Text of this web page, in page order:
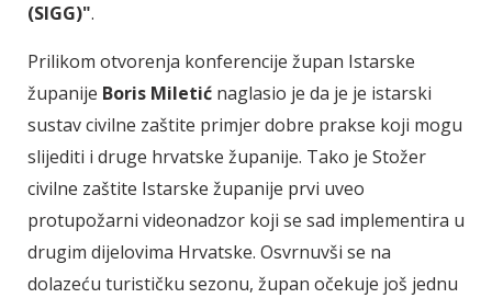
(SIGG)".
Prilikom otvorenja konferencije župan Istarske
županije Boris Miletić naglasio je da je je istarski
sustav civilne zaštite primjer dobre prakse koji mogu
slijediti i druge hrvatske županije. Tako je Stožer
civilne zaštite Istarske županije prvi uveo
protupožarni videonadzor koji se sad implementira u
drugim dijelovima Hrvatske. Osvrnuvši se na
dolazeću turističku sezonu, župan očekuje još jednu